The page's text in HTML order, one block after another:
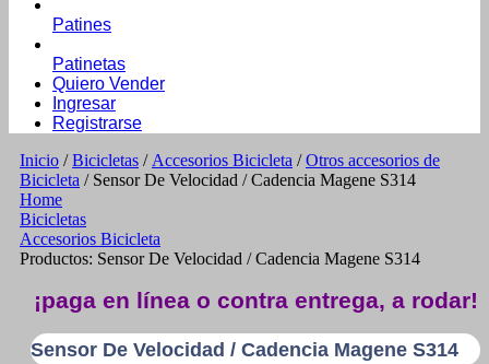
Patines
Patinetas
Quiero Vender
Ingresar
Registrarse
Inicio /Bicicletas / Accesorios Bicicleta /Otros accesorios de
Bicicleta / Sensor De Velocidad / Cadencia Magene S314
Home
Bicicletas
Accesorios Bicicleta
Productos: Sensor De Velocidad / Cadencia Magene S314
¡paga en línea o contra entrega, a rodar!
Sensor De Velocidad / Cadencia Magene S314